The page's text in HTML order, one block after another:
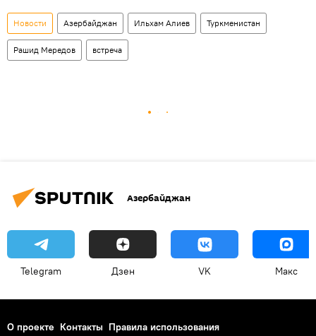
Новости Азербайджан Ильхам Алиев Туркменистан
Рашид Мередов встреча
Азербайджан
Telegram Дзен VK Макс
О проекте Контакты Правила использования